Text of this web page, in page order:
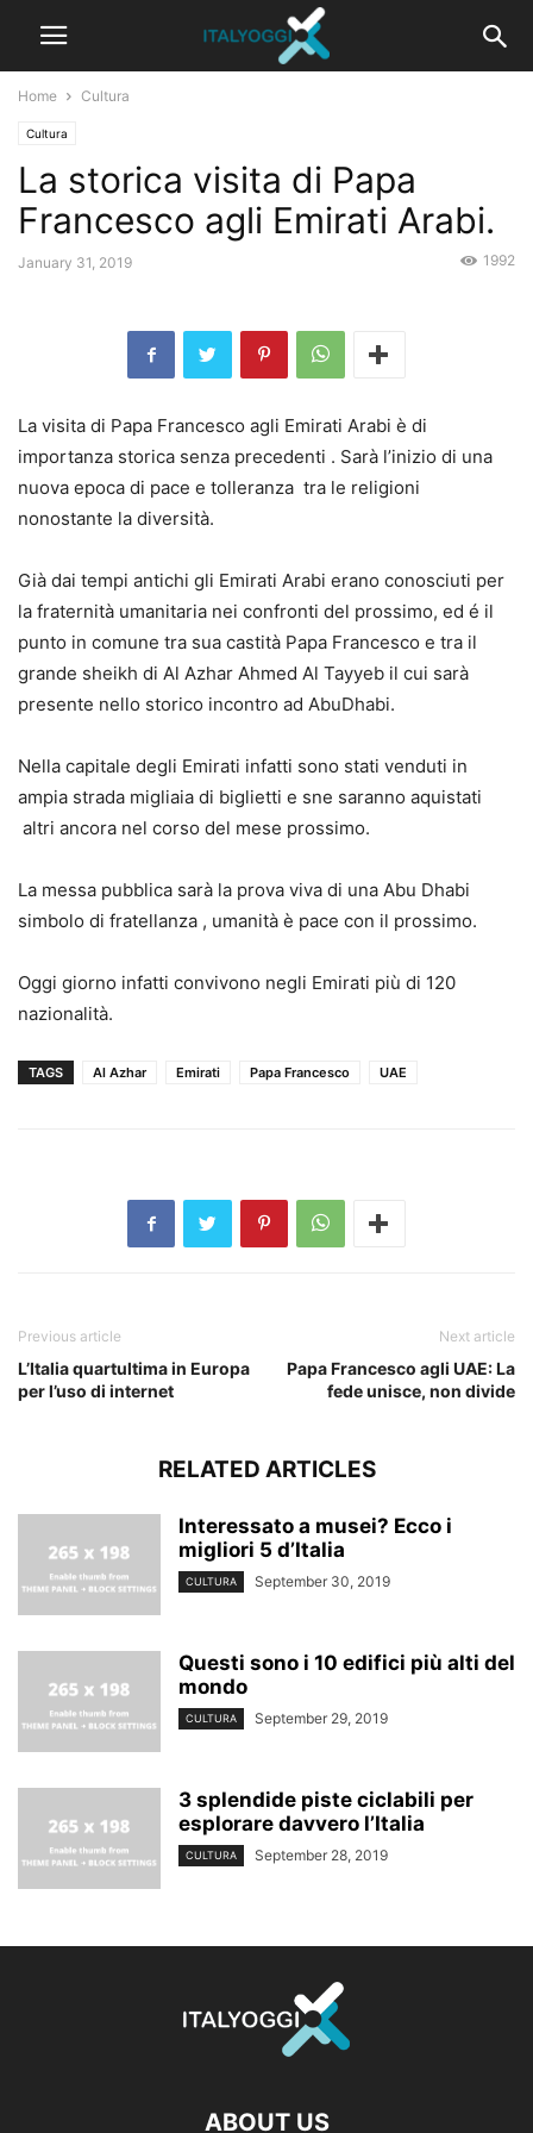
Home Cultura
Cultura
La storica visita di Papa
Francesco agli Emirati Arabi.
January 31, 2019 1992
La visita di Papa Francesco agli Emirati Arabi è di
importanza storica senza precedenti . Sarà l’inizio di una
nuova epoca di pace e tolleranza tra le religioni
nonostante la diversità.
Già dai tempi antichi gli Emirati Arabi erano conosciuti per
la fraternità umanitaria nei confronti del prossimo, ed é il
punto in comune tra sua castità Papa Francesco e tra il
grande sheikh di Al Azhar Ahmed Al Tayyeb il cui sarà
presente nello storico incontro ad AbuDhabi.
Nella capitale degli Emirati infatti sono stati venduti in
ampia strada migliaia di biglietti e sne saranno aquistati
altri ancora nel corso del mese prossimo.
La messa pubblica sarà la prova viva di una Abu Dhabi
simbolo di fratellanza , umanità è pace con il prossimo.
Oggi giorno infatti convivono negli Emirati più di 120
nazionalità.
TAGS Al Azhar Emirati Papa Francesco UAE
Previous article
L’Italia quartultima in Europa
per l’uso di internet
Next article
Papa Francesco agli UAE: La
fede unisce, non divide
RELATED ARTICLES
Interessato a musei? Ecco i
migliori 5 d’Italia
CULTURA September 30, 2019
Questi sono i 10 edifici più alti del
mondo
CULTURA September 29, 2019
3 splendide piste ciclabili per
esplorare davvero l’Italia
CULTURA September 28, 2019
ABOUT US